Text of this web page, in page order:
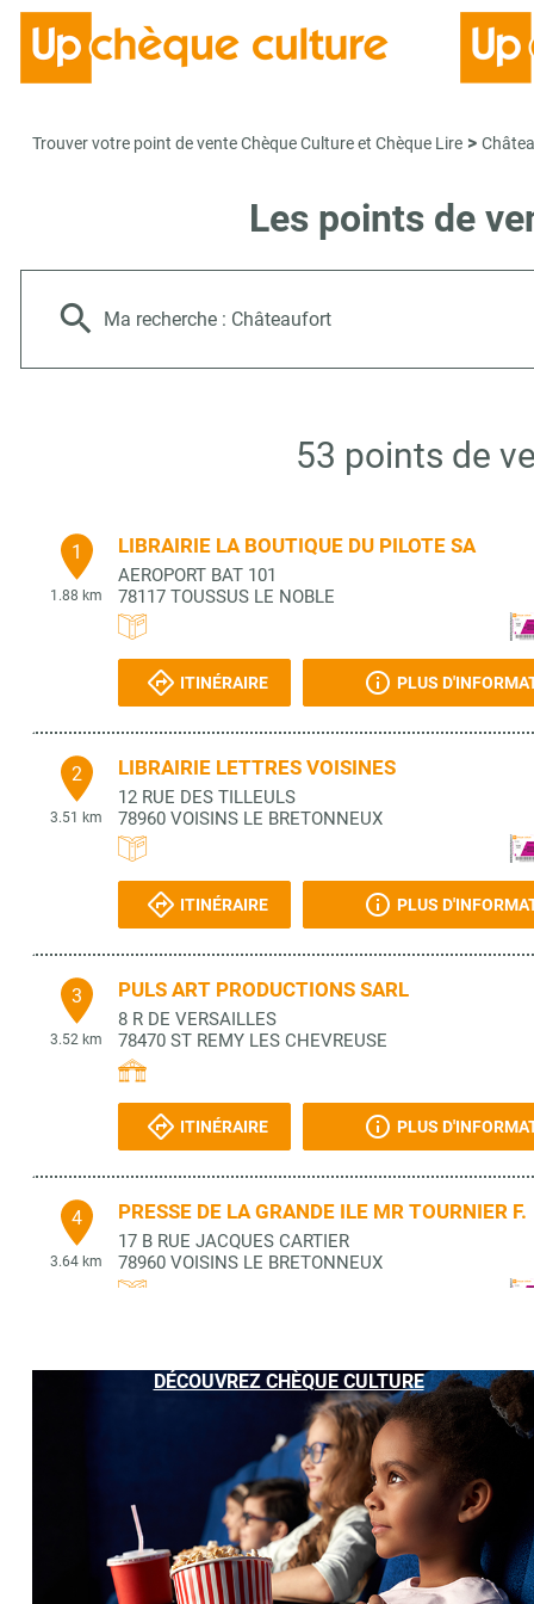
Trouver votre point de vente Chèque Culture et Chèque Lire >
Les points de
Ma recherche : Châteaufort
53 points de
1
1.88 km
LIBRAIRIE LA BOUTIQUE DU PILOTE SA
AEROPORT BAT 101
78117 TOUSSUS LE NOBLE
ITINÉRAIRE PLUS
2
3.51 km
LIBRAIRIE LETTRES VOISINES
12 RUE DES TILLEULS
78960 VOISINS LE BRETONNEUX
ITINÉRAIRE PLUS
3
3.52 km
PULS ART PRODUCTIONS SARL
8 R DE VERSAILLES
78470 ST REMY LES CHEVREUSE
ITINÉRAIRE PLUS
4
3.64 km
PRESSE DE LA GRANDE ILE MR TOURNIER F.
17 B RUE JACQUES CARTIER
78960 VOISINS LE BRETONNEUX
EDITIONS RUE DU MONDE
5 RUE DE PORT ROYAL
VOISINS LE BRETONNEUX
ITINÉRAIRE PLUS
DÉCOUVREZ CHÈQUE CULTURE